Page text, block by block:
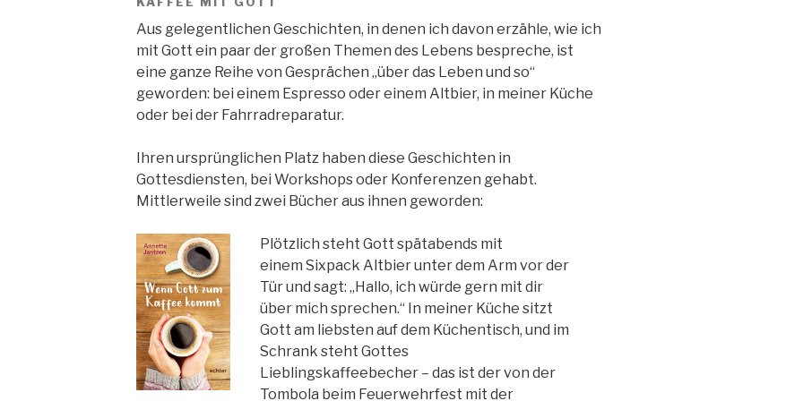
Aus gelegentlichen Geschichten, in denen ich davon erzähle, wie ich
mit Gott ein paar der großen Themen des Lebens bespreche, ist
eine ganze Reihe von Gesprächen „über das Leben und so“
geworden: bei einem Espresso oder einem Altbier, in meiner Küche
oder bei der Fahrradreparatur.
Ihren ursprünglichen Platz haben diese Geschichten in
Gottesdiensten, bei Workshops oder Konferenzen gehabt.
Mittlerweile sind zwei Bücher aus ihnen geworden:
Plötzlich steht Gott spätabends mit
einem Sixpack Altbier unter dem Arm vor der
Tür und sagt: „Hallo, ich würde gern mit dir
über mich sprechen.“ In meiner Küche sitzt
Gott am liebsten auf dem Küchentisch, und im
Schrank steht Gottes
Lieblingskaffeebecher – das ist der von der
Tombola beim Feuerwehrfest mit der